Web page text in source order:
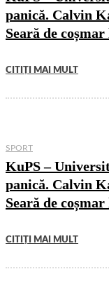
panică. Calvin
Seară de
CITIȚI MAI MULT
SPORT
KuPS –
panică. Calvin
Seară de
CITIȚI MAI MULT